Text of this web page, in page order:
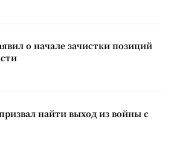
о начале зачистки позиций
найти выход из войны с